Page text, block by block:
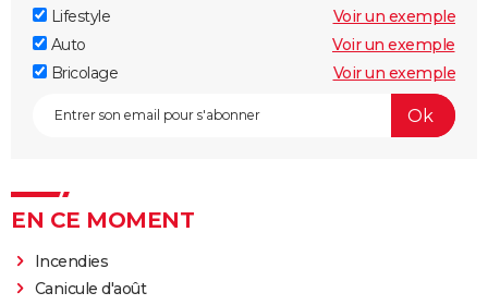
Lifestyle
Voir un exemple
Auto
Voir un exemple
Bricolage
Voir un exemple
EN CE MOMENT
Incendies
Canicule d'août